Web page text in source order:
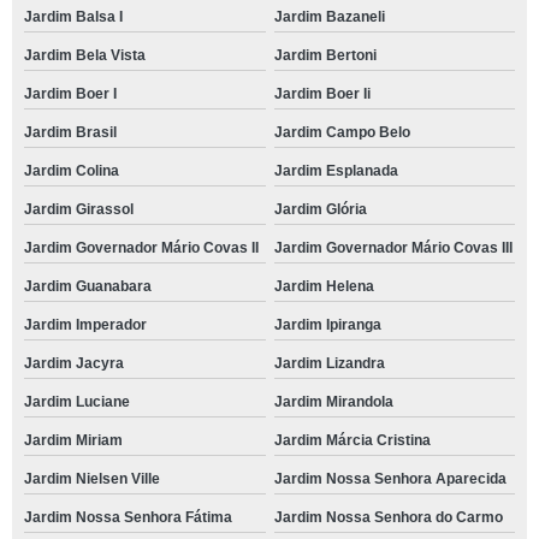
Jardim Balsa I Jardim Bazaneli
Jardim Bela Vista Jardim Bertoni
Jardim Boer I Jardim Boer Ii
Jardim Brasil Jardim Campo Belo
Jardim Colina Jardim Esplanada
Jardim Girassol Jardim Glória
Jardim Governador Mário Covas II Jardim Governador Mário Covas III
Jardim Guanabara Jardim Helena
Jardim Imperador Jardim Ipiranga
Jardim Jacyra Jardim Lizandra
Jardim Luciane Jardim Mirandola
Jardim Miriam Jardim Márcia Cristina
Jardim Nielsen Ville Jardim Nossa Senhora Aparecida
Jardim Nossa Senhora Fátima Jardim Nossa Senhora do Carmo